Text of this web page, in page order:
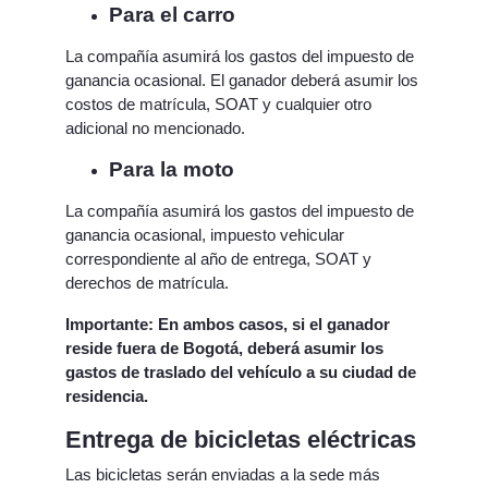
Para el carro
La compañía asumirá los gastos del impuesto de
ganancia ocasional. El ganador deberá asumir los
costos de matrícula, SOAT y cualquier otro
adicional no mencionado.
Para la moto
La compañía asumirá los gastos del impuesto de
ganancia ocasional, impuesto vehicular
correspondiente al año de entrega, SOAT y
derechos de matrícula.
Importante: En ambos casos, si el ganador
reside fuera de Bogotá, deberá asumir los
gastos de traslado del vehículo a su ciudad de
residencia.
Entrega de bicicletas eléctricas
Las bicicletas serán enviadas a la sede más